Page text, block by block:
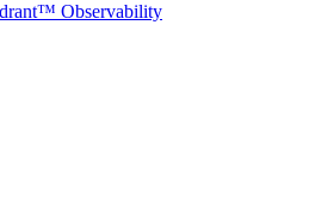
Observability